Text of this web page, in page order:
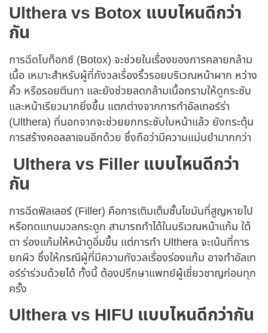
Ulthera vs Botox แบบไหนดีกว่า
กัน
การฉีดโบท็อกซ์ (Botox) จะช่วยในเรื่องของการคลายกล้าม
เนื้อ เหมาะสำหรับผู้ที่กังวลเรื่องริ้วรอยบริเวณหน้าผาก หว่าง
คิ้ว หรือรอยตีนกา และยังช่วยลดกล้ามเนื้อกรามให้ดูกระชับ
และหน้าเรียวมากยิ่งขึ้น แตกต่างจากการทำอัลเทอร์ร่า
(Ulthera) ที่นอกจากจะช่วยยกกระชับใบหน้าแล้ว ยังกระตุ้น
การสร้างคอลลาเจนอีกด้วย ซึ่งถือว่ามีความแม่นยำมากกว่า
Ulthera vs Filler แบบไหนดีกว่า
กัน
การฉีดฟิลเลอร์ (Filler) คือการเติมเต็มชั้นไขมันที่สูญหายไป
หรือทดแทนมวลกระดูก สามารถทำได้ในบริเวณหน้าแก้ม ใต้
ตา ร่องแก้มให้หน้าดูอิ่มขึ้น แต่การทำ Ulthera จะเน้นที่การ
ยกผิว ซึ่งให้กรณีผู้ที่มีความกังวลเรื่องร่องแก้ม อาจทำอัลเท
อร์ร่าร่วมด้วยได้ ทั้งนี้ ต้องปรึกษาแพทย์ผู้เชี่ยวชาญก่อนทุก
ครั้ง
Ulthera vs HIFU แบบไหนดีกว่ากัน